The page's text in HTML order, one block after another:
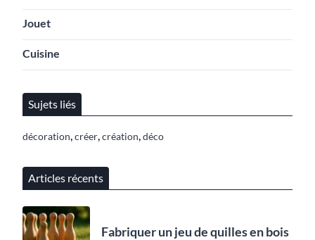
Jouet
Cuisine
Sujets liés
décoration créer création déco
Articles récents
Fabriquer un jeu de quilles en bois